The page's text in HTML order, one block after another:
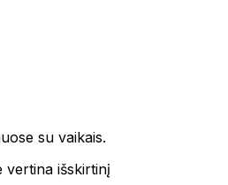
su vaikais.
vertina išskirtinį